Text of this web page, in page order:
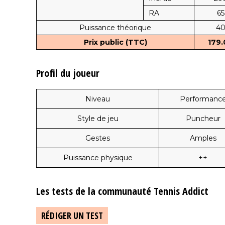
RA
65
Puissance théorique
40
Prix public (TTC)
Profil du joueur
Niveau
Style de jeu Puncheur
Gestes Amples
Puissance physique ++
Les tests de la communauté Tennis Addict
RÉDIGER UN TEST